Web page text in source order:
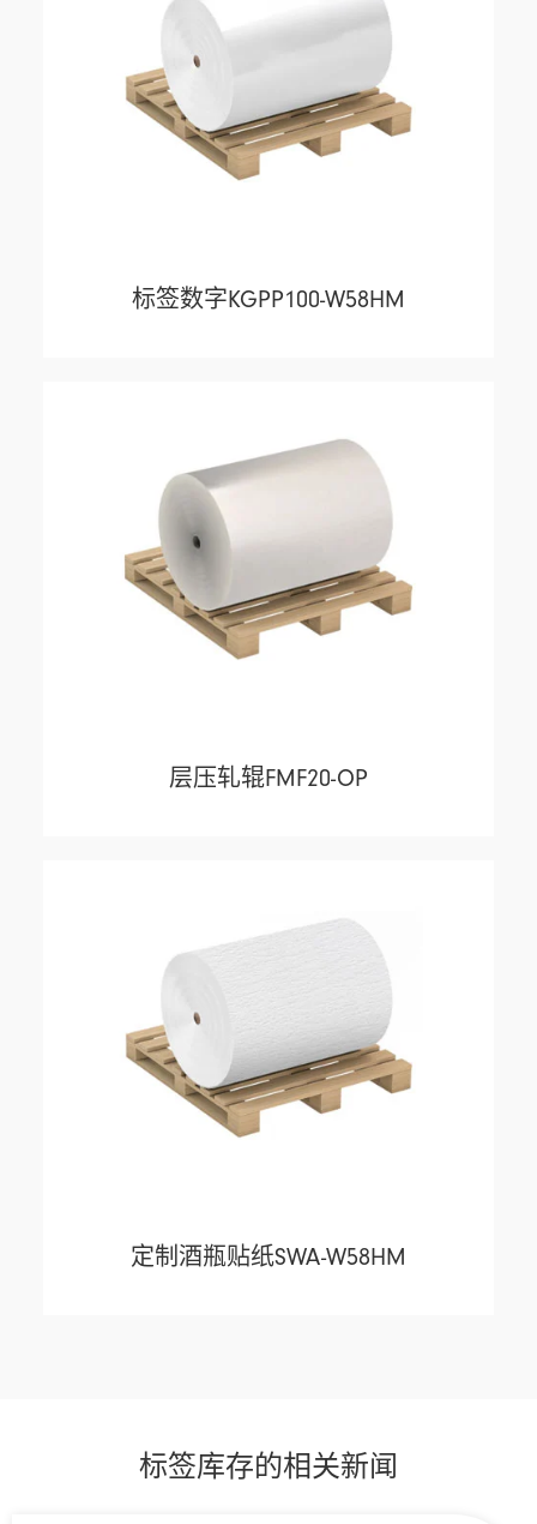
标签数字KGPP100-W58HM
层压轧辊FMF20-OP
定制酒瓶贴纸SWA-W58HM
标签库存的相关新闻